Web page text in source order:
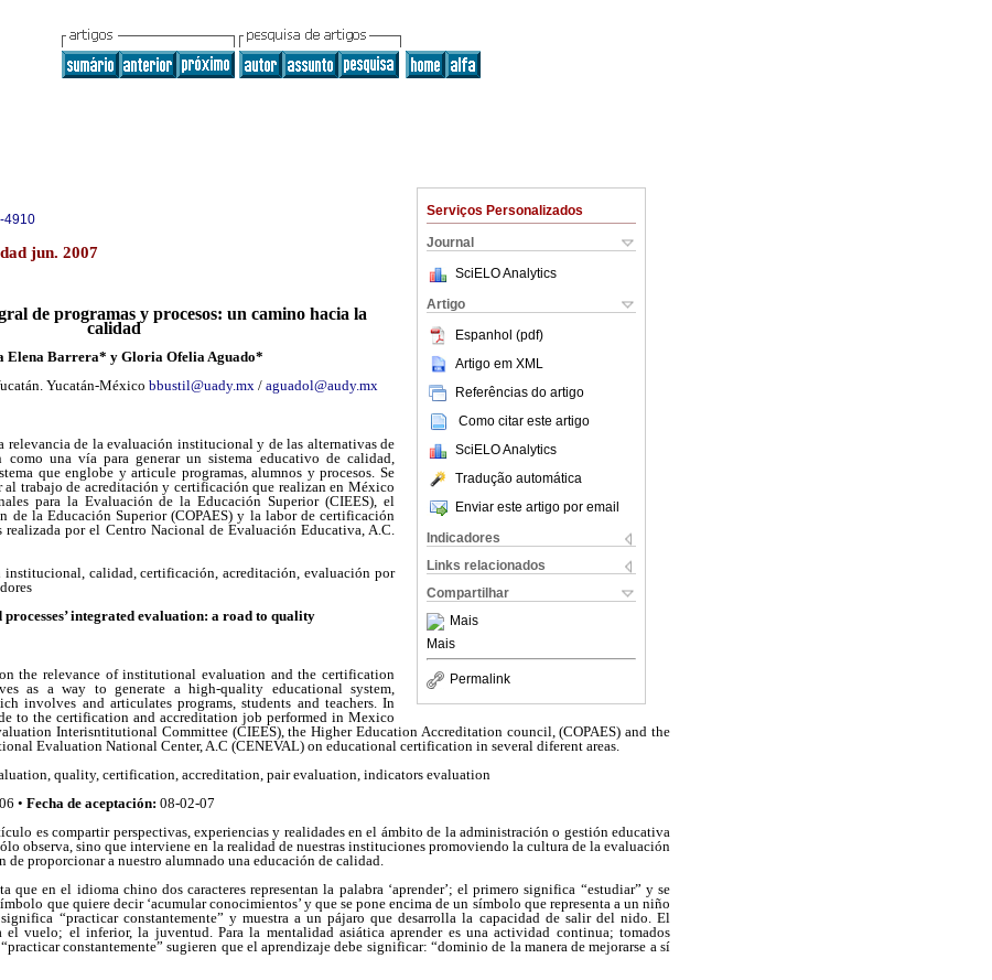
Serviços Personalizados
Journal
SciELO Analytics
Artigo
Espanhol (pdf)
Artigo em XML
Referências do artigo
Como citar este artigo
SciELO Analytics
Tradução automática
Enviar este artigo por email
Indicadores
Links relacionados
Compartilhar
Mais
Mais
Permalink
4910
jun. 2007
de programas y procesos: un camino hacia la
calidad
Elena Barrera* y Gloria Ofelia Aguado*
Yucatán-México bbustil@uady.mx / aguadol@audy.mx
relevancia de la evaluación institucional y de las alternativas de
una vía para generar un sistema educativo de calidad,
que englobe y articule programas, alumnos y procesos. Se
al trabajo de acreditación y certificación que realizan en México
para la Evaluación de la Educación Superior (CIEES), el
de la Educación Superior (COPAES) y la labor de certificación
por el Centro Nacional de Evaluación Educativa, A.C.
institucional, calidad, certificación, acreditación, evaluación por
integrated evaluation: a road to quality
the relevance of institutional evaluation and the certification
as a way to generate a high-quality educational system,
involves and articulates programs, students and teachers. In
to the certification and accreditation job performed in Mexico
Interisntitutional Committee (CIEES), the Higher Education Accreditation council, (COPAES) and the
Evaluation National Center, A.C (CENEVAL) on educational certification in several diferent areas.
quality, certification, accreditation, pair evaluation, indicators evaluation
• Fecha de aceptación: 08-02-07
es compartir perspectivas, experiencias y realidades en el ámbito de la administración o gestión educativa
observa, sino que interviene en la realidad de nuestras instituciones promoviendo la cultura de la evaluación
de proporcionar a nuestro alumnado una educación de calidad.
que en el idioma chino dos caracteres representan la palabra ‘aprender’; el primero significa “estudiar” y se
que quiere decir ‘acumular conocimientos’ y que se pone encima de un símbolo que representa a un niño
“practicar constantemente” y muestra a un pájaro que desarrolla la capacidad de salir del nido. El
el vuelo; el inferior, la juventud. Para la mentalidad asiática aprender es una actividad continua; tomados
constantemente” sugieren que el aprendizaje debe significar: “dominio de la manera de mejorarse a sí